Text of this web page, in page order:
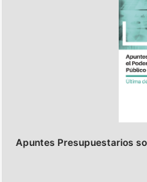
Apuntes Presupuestarios